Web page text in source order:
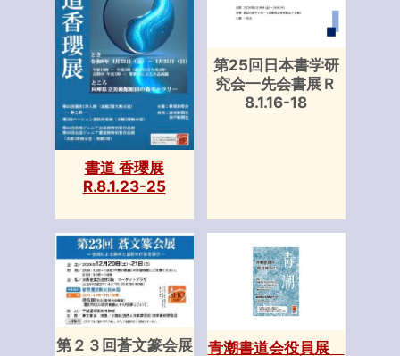
書道 香瓔展
R.8.1.23-25
第25回日本書学研
究会一先会書展Ｒ
8.1.16-18
第２３回蒼文篆会展
青潮書道会役員展